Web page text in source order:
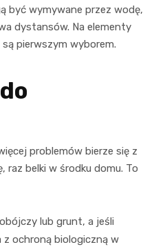
być wymywane przez wodę,
dystansów. Na elementy
pierwszym wyborem.
problemów bierze się z
raz belki w środku domu. To
lub grunt, a jeśli
z ochroną biologiczną w